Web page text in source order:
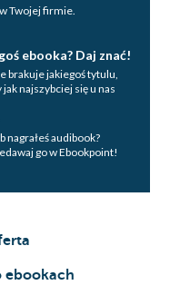
Twojej firmie.
ebooka? Daj znać!
brakuje jakiegoś tytulu,
najszybciej się u nas
nagrałeś audibook?
go w Ebookpoint!
ebookach